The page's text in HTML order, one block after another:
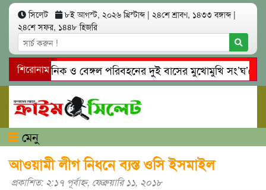
সিলেট ৮ই আগস্ট, ২০২৬ খ্রিস্টাব্দ | ২৪শে শ্রাবণ, ১৪৩৩ বঙ্গাব্দ |
২৪শে সফর, ১৪৪৮ হিজরি
শিরোনাম
ইউনিক ও বেঙ্গল পরিবহনের দুই বাসের মুখোমুখি সং’ঘ’র্ষে
প্রেমের ফাঁদে তরুণী পাচার: মাদকাসক্ত রিমালকে গ্রেপ্তারের
মেনু
আওয়ামী লীগ নিধনে ব্যস্ত ওসি ইসমাইল
প্রকাশিত: ২:১৭ পূর্বাহ্ণ, ফেব্রুয়ারি ১১, ২০১৮